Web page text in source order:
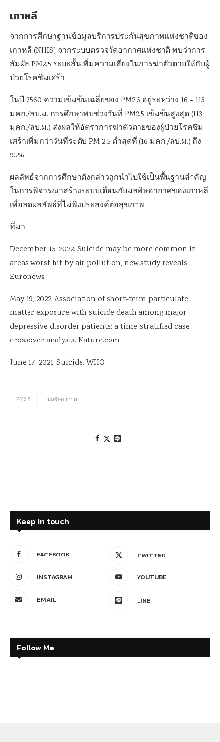
เกาหลี
จากการศึกษาฐานข้อมูลบริการประกันสุขภาพแห่งชาติของ
เกาหลี (NHIS) จากระบบตรวจวัดอากาศแห่งชาติ พบว่าการ
สัมผัสPM2.5 ระยะสั้นเพิ่มความเสี่ยงในการฆ่าตัวตายให้กับผู้
ป่วยโรคซึมเศร้า
ในปี2560 ความเข้มข้นเฉลี่ยของ PM2.5 อยู่ระหว่าง 16 – 113
มคก./ลบ.ม. การศึกษาพบช่วงวันที่ PM2.5 เข้มข้นสูงสุด(113
มคก./ลบ.ม.) ส่งผลให้อัตราการฆ่าตัวตายของผู้ป่วยโรคซึม
เศร้าเพิ่มกว่าวันที่ระดับ PM 2.5 ต่ำสุดที่ (16 มคก./ลบ.ม.) ถึง
95%
ผลลัพธ์จากการศึกษาดังกล่าวถูกนำไปใช้เป็นพื้นฐานสำคัญ
ในการพิจารณาสร้างระบบเตือนภัยมลพิษอากาศของเกาหลี
เพื่อลดผลลัพธ์ที่ไม่พึงประสงค์ต่อสุขภาพ
ที่มา
December 15, 2022. Suicide may be more common in
areas worst hit by air pollution, new study reveals.
Euronews
May 19, 2022. Association of short-term particulate
matter exposure with suicide death among major
depressive disorder patients: a time-stratified case-
crossover analysis. Nature.com
June 17, 2021. Suicide. WHO
PM2_5 มลพิษอากาศ
Keep in touch
FACEBOOK TWITTER
INSTAGRAM YOUTUBE
EMAIL LINE
Follow Me